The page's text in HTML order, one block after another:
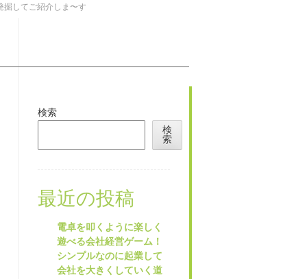
掘してご紹介しま〜す
検索
検
索
最近の投稿
電卓を叩くように楽しく
遊べる会社経営ゲーム！
シンプルなのに起業して
会社を大きくしていく道